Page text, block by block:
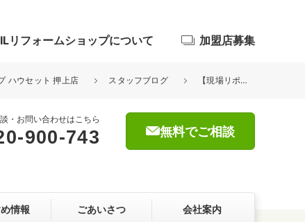
屋根・外壁
リフォームショップについて 加盟店募集
ハウセット 押上店 スタッフブログ 【現場リポート】店舗リフォーム／中央区銀座③
・お問い合わせはこちら
900-743 無料でご相談
情報 ごあいさつ 会社案内